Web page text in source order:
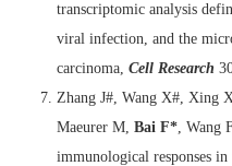
transcriptomic analysis
viral infection, and the
carcinoma, Cell Research
Zhang J#, Wang X#,
Maeurer M, Bai F*, Wang
immunological responses